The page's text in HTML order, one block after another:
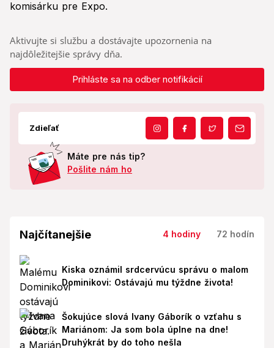
komisárku pre Expo.
Aktivujte si službu a dostávajte upozornenia na
najdôležitejšie správy dňa.
Prihláste sa na odber notifikácií
Zdieľať
Máte pre nás tip?
Pošlite nám ho
Najčítanejšie 4 hodiny 72 hodín
Kiska oznámil srdcervúcu správu o malom
Dominikovi: Ostávajú mu týždne života!
Šokujúce slová Ivany Gáborík o vzťahu s
Mariánom: Ja som bola úplne na dne!
Druhýkrát by do toho nešla